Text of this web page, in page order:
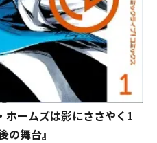
ホームズは影にささやく1
舞台』